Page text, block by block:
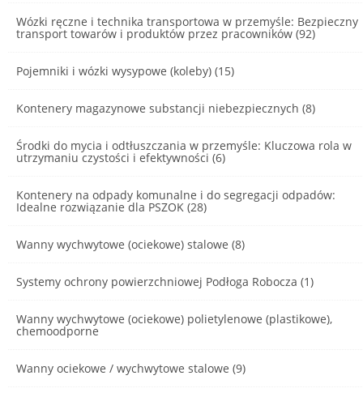
Wózki ręczne i technika transportowa w przemyśle: Bezpieczny
transport towarów i produktów przez pracowników (92)
Pojemniki i wózki wysypowe (koleby) (15)
Kontenery magazynowe substancji niebezpiecznych (8)
Środki do mycia i odtłuszczania w przemyśle: Kluczowa rola w
utrzymaniu czystości i efektywności (6)
Kontenery na odpady komunalne i do segregacji odpadów:
Idealne rozwiązanie dla PSZOK (28)
Wanny wychwytowe (ociekowe) stalowe (8)
Systemy ochrony powierzchniowej Podłoga Robocza (1)
Wanny wychwytowe (ociekowe) polietylenowe (plastikowe),
chemoodporne
Wanny ociekowe / wychwytowe stalowe (9)